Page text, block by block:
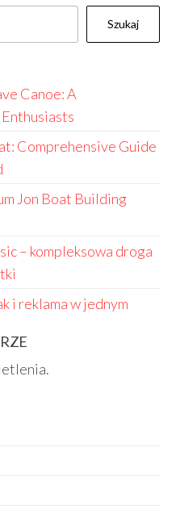
Szukaj
Canoe: A
Comprehensive Guide
Jon Boat Building
– kompleksowa droga
i reklama w jednym